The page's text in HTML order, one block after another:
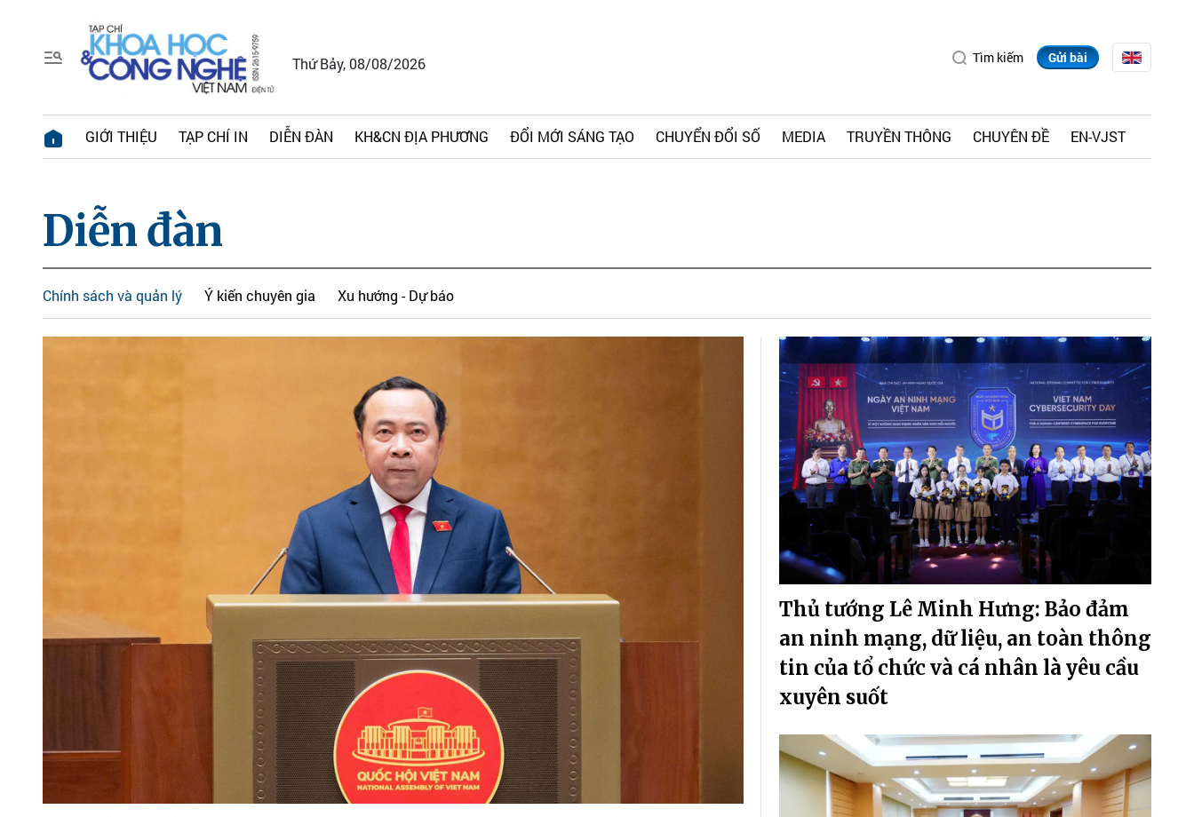
Thứ Bảy, 08/08/2026 Tìm kiếm Gửi bài
GIỚI THIỆU TẠP CHÍ IN DIỄN ĐÀN KH&CN ĐỊA PHƯƠNG ĐỔI MỚI SÁNG TẠO CHUYỂN ĐỔI SỐ MEDIA TRUYỀN THÔNG CHUYÊN ĐỀ EN-VJST
Diễn đàn
Chính sách và quản lý Ý kiến chuyên gia Xu hướng - Dự báo
Thủ tướng Lê Minh Hưng: Bảo đảm
an ninh mạng, dữ liệu, an toàn thông
tin của tổ chức và cá nhân là yêu cầu
xuyên suốt